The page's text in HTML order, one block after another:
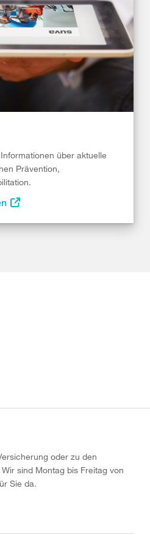
über aktuelle
Prävention,
oder zu den
sind Montag bis Freitag von
Sie da.